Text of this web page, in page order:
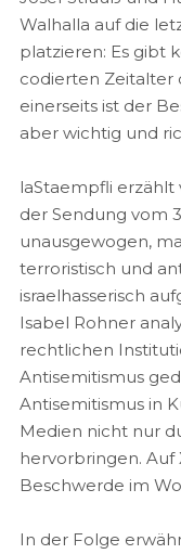
Walhalla auf die
platzieren: Es gibt
codierten Zeitalter
einerseits ist der
aber wichtig und
laStaempfli erzählt
der Sendung vom
unausgewogen,
terroristisch und
israelhasserisch
Isabel Rohner
rechtlichen
Antisemitismus
Antisemitismus in
Medien nicht nur
hervorbringen. Auf
Beschwerde im
In der Folge